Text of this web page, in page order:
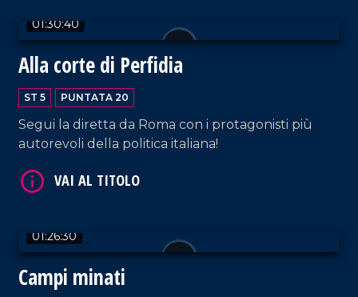
01:30:40
Alla corte di Perfidia
ST 5 PUNTATA 20
Segui la diretta da Roma con i protagonisti più
autorevoli della politica italiana!
01:26:30
Campi minati
VAI AL TITOLO